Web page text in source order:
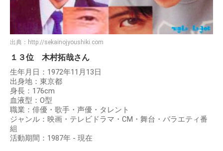
出典： http://sekainojyoushiki.com
１３位 木村拓哉さん
生年月日：1972年11月13日
出身地：東京都
身長：176cm
血液型：O型
職業：俳優・歌手・声優・タレント
ジャンル：映画・テレビドラマ・CM・舞台・バラエティ番
組
活動期間：1987年 - 現在